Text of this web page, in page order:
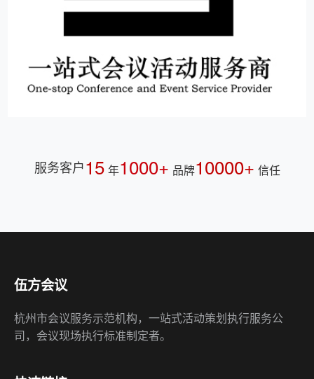
服务客户15 年1000+ 品牌10000+ 信任
伍方会议
杭州市会议服务示范机构，一站式活动策划执行服务公
司，会议现场执行标准制定者。